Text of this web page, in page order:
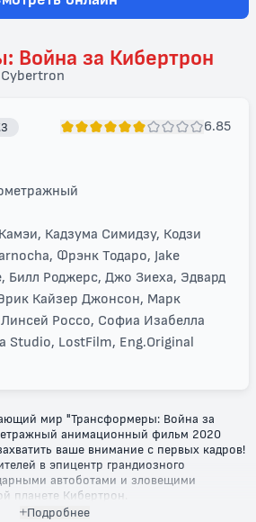
Война за Кибертрон
6.85
Кадзума Симидзу, Кодзи
Фрэнк Тодаро, Jake
Билл Роджерс, Джо Зиеха, Эдвард
Кайзер Джонсон, Марк
Линсей Россо, Софиа Изабелла
Studio, LostFilm, Eng.Original
мир "Трансформеры: Война за
анимационный фильм 2020
ваше внимание с первых кадров!
в эпицентр грандиозного
автоботами и зловещими
планете Кибертрон.
Подробнее